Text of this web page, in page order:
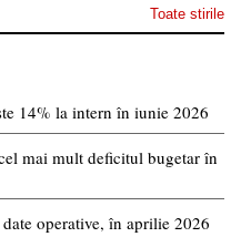
Toate stirile
14% la intern în iunie 2026
mai mult deficitul bugetar în
operative, în aprilie 2026